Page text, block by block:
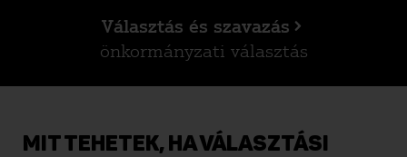
Választás és szavazás
önkormányzati választás
MIT TEHETEK, HA VÁLASZTÁSI